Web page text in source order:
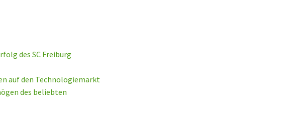
des SC Freiburg
auf den Technologiemarkt
des beliebten